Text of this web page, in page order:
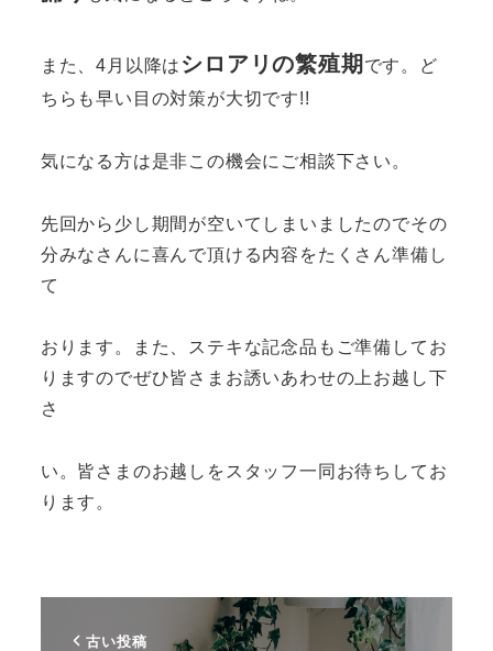
また、4月以降は シロアリの繁殖期 です。ど
ちらも早い目の対策が大切です!!
気になる方は是非この機会にご相談下さい。
先回から少し期間が空いてしまいましたのでその
分みなさんに喜んで頂ける内容をたくさん準備し
て
おります。また、ステキな記念品もご準備してお
りますのでぜひ皆さまお誘いあわせの上お越し下
さ
い。皆さまのお越しをスタッフ一同お待ちしてお
ります。
古い投稿